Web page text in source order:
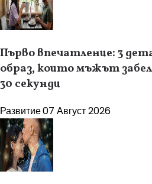
Първо впечатление: 3
образ, които мъжът
30 секунди
Развитие07 Август 2026